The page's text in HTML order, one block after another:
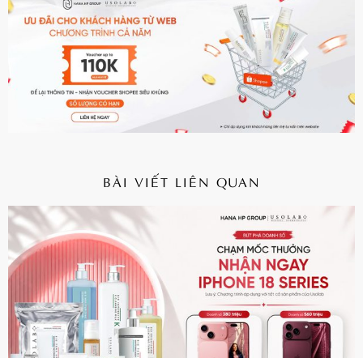
BÀI VIẾT LIÊN QUAN
CHI TIẾT